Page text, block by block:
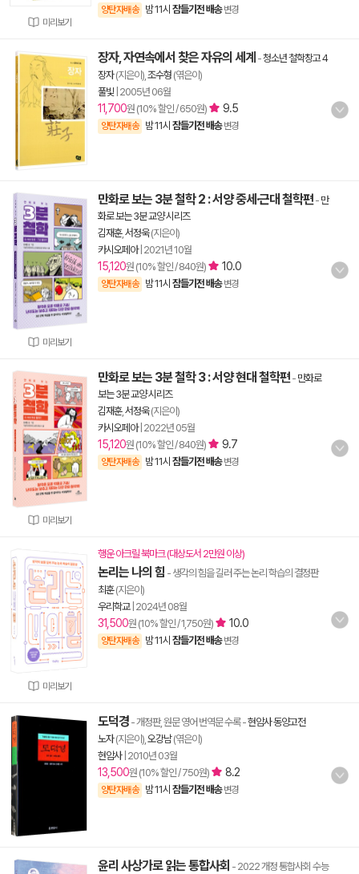
미리보기
양탄자배송 밤 11시 잠들기전 배송 변경
장자, 자연속에서 찾은 자유의 세계 -청소년 철학창고 4
장자(지은이), 조수형 (엮은이)
풀빛 2005년 06월
11,700원 (10% 할인 / 650원) 9.5
양탄자배송 밤 11시 잠들기전 배송 변경
미리보기
만화로 보는 3분 철학 2 : 서양 중세·근대 철학편 - 만
화로 보는 3분 교양 시리즈
김재훈, 서정욱(지은이)
카시오페아| 2021년 10월
15,120원 (10% 할인 / 840원) 10.0
양탄자배송 밤 11시 잠들기전 배송 변경
미리보기
만화로 보는 3분 철학 3 : 서양 현대 철학편 - 만화로
보는 3분 교양 시리즈
김재훈, 서정욱(지은이)
카시오페아| 2022년 05월
15,120원 (10% 할인 / 840원) 9.7
양탄자배송 밤 11시 잠들기전 배송 변경
미리보기
행운 아크릴 북마크 (대상도서 2만원 이상)
논리는 나의 힘 - 생각의 힘을 길러 주는 논리 학습의 결정판
최훈(지은이)
우리학교| 2024년 08월
31,500원 (10% 할인 / 1,750원) 10.0
양탄자배송 밤 11시 잠들기전 배송 변경
도덕경 - 개정판, 원문 영어 번역문 수록-현암사 동양고전
노자(지은이), 오강남(엮은이)
현암사| 2010년 03월
13,500원 (10% 할인 / 750원) 8.2
양탄자배송 밤 11시 잠들기전 배송 변경
윤리 사상가로 읽는 통합사회 - 2022 개정 통합사회 수능